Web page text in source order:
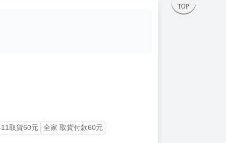
TOP
取貨60元
全家 取貨付款60元